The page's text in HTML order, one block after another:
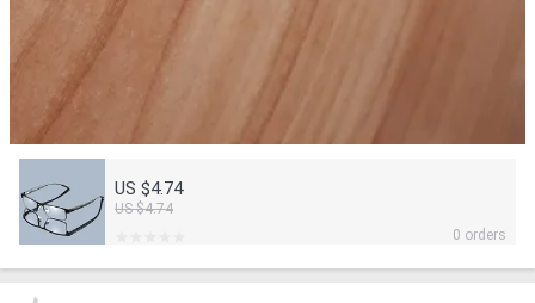
US $4.74
US $4.74
0 orders